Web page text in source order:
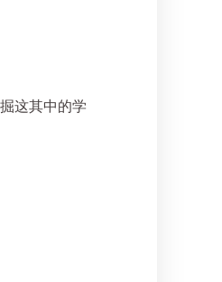
这其中的学